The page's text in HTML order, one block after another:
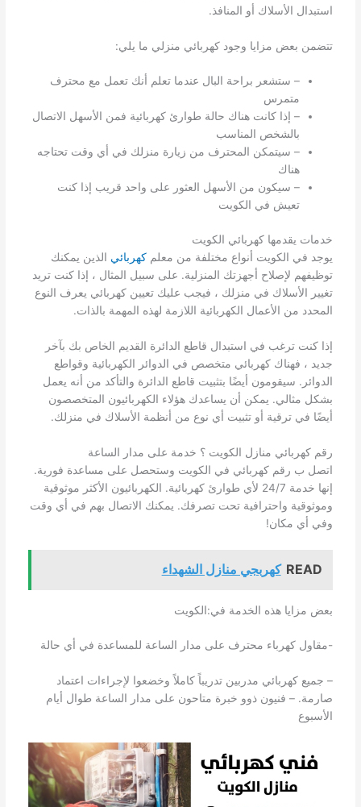
استبدال الأسلاك أو المنافذ.
تتضمن بعض مزايا وجود كهربائي منزلي ما يلي:
– ستشعر براحة البال عندما تعلم أنك تعمل مع محترف
متمرس
– إذا كانت هناك حالة طوارئ كهربائية فمن الأسهل الاتصال
بالشخص المناسب
– سيتمكن المحترف من زيارة منزلك في أي وقت تحتاجه
هناك
– سيكون من الأسهل العثور على واحد قريب إذا كنت
تعيش في الكويت
خدمات يقدمها كهربائي الكويت
يوجد في الكويت أنواع مختلفة من معلم كهربائي الذين يمكنك
توظيفهم لإصلاح أجهزتك المنزلية. على سبيل المثال ، إذا كنت تريد
تغيير الأسلاك في منزلك ، فيجب عليك تعيين كهربائي يعرف النوع
المحدد من الأعمال الكهربائية اللازمة لهذه المهمة بالذات.
إذا كنت ترغب في استبدال قاطع الدائرة القديم الخاص بك بآخر
جديد ، فهناك كهربائي متخصص في الدوائر الكهربائية وقواطع
الدوائر. سيقومون أيضًا بتثبيت قاطع الدائرة والتأكد من أنه يعمل
بشكل مثالي. يمكن أن يساعدك هؤلاء الكهربائيون المتخصصون
أيضًا في ترقية أو تثبيت أي نوع من أنظمة الأسلاك في منزلك.
رقم كهربائي منازل الكويت ؟ خدمة على مدار الساعة
اتصل ب رقم كهربائي في الكويت وستحصل على مساعدة فورية.
إنها خدمة 24/7 لأي طوارئ كهربائية. الكهربائيون الأكثر موثوقية
وموثوقية واحترافية تحت تصرفك. يمكنك الاتصال بهم في أي وقت
وفي أي مكان!
READ كهربجي منازل الشهداء
بعض مزايا هذه الخدمة في:الكويت
-مقاول كهرباء محترف على مدار الساعة للمساعدة في أي حالة
– جميع كهربائي مدربين تدريباً كاملاً وخضعوا لإجراءات اعتماد
صارمة. – فنيون ذوو خبرة متاحون على مدار الساعة طوال أيام
الأسبوع